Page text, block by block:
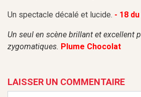
Un spectacle décalé et lucide. - 18
Un seul en scène brillant et excellent
zygomatiques. Plume Chocolat
LAISSER UN COMMENTAIRE